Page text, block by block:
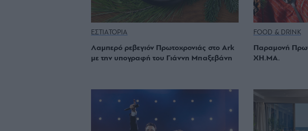
ΕΣΤΙΑΤΟΡΙΑ
Λαμπερό ρεβεγιόν Πρωτοχρονιάς στο Ark
με την υπογραφή του Γιάννη Μπαξεβάνη
FOOD & DRINK
Παραμονή
ΧΗ.ΜΑ.